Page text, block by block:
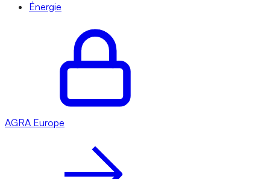
Énergie
AGRA Europe